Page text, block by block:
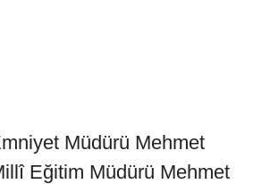
Müdürü Mehmet
Eğitim Müdürü Mehmet